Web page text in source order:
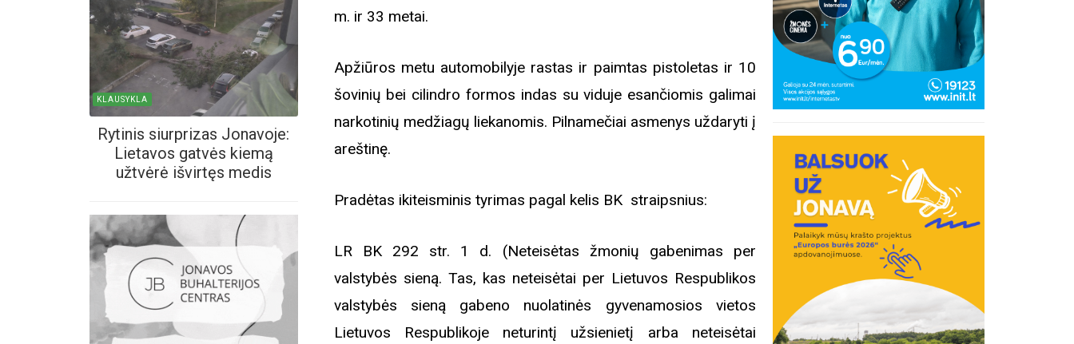
KLAUSYKLA
Rytinis siurprizas Jonavoje:
Lietavos gatvės kiemą
užtvėrė išvirtęs medis
m. ir 33 metai.
Apžiūros metu automobilyje rastas ir paimtas pistoletas ir 10
šovinių bei cilindro formos indas su viduje esančiomis galimai
narkotinių medžiagų liekanomis. Pilnamečiai asmenys uždaryti į
areštinę.
Pradėtas ikiteisminis tyrimas pagal kelis BK straipsnius:
LR BK 292 str. 1 d. (Neteisėtas žmonių gabenimas per
valstybės sieną. Tas, kas neteisėtai per Lietuvos Respublikos
valstybės sieną gabeno nuolatinės gyvenamosios vietos
Lietuvos Respublikoje neturintį užsienietį arba neteisėtai